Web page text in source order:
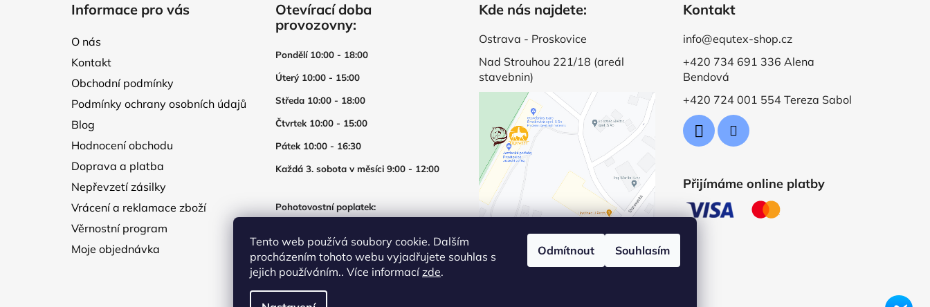
Tento web používá soubory cookie. Dalším
procházením tohoto webu vyjadřujete souhlas s
jejich používáním.. Více informacízde.
Odmítnout Souhlasím
Informace pro vás
O nás
Kontakt
Obchodní podmínky
Podmínky ochrany osobních údajů
Blog
Hodnocení obchodu
Doprava a platba
Nepřevzetí zásilky
Vrácení a reklamace zboží
Věrnostní program
Moje objednávka
Otevírací doba
provozovny:
Pondělí 10:00 - 18:00
Úterý 10:00 - 15:00
Středa 10:00 - 18:00
Čtvrtek 10:00 - 15:00
Pátek 10:00 - 16:30
Každá 3. sobota v měsíci 9:00 - 12:00
Pohotovostní poplatek:
250Kč
Kde nás najdete:
Ostrava - Proskovice
Nad Strouhou 221/18 (areál
stavebnin)
Kontakt
info@equtex-shop.cz
+420 734 691 336 Alena
Bendová
+420 724 001 554 Tereza Sabol
Přijímáme online platby